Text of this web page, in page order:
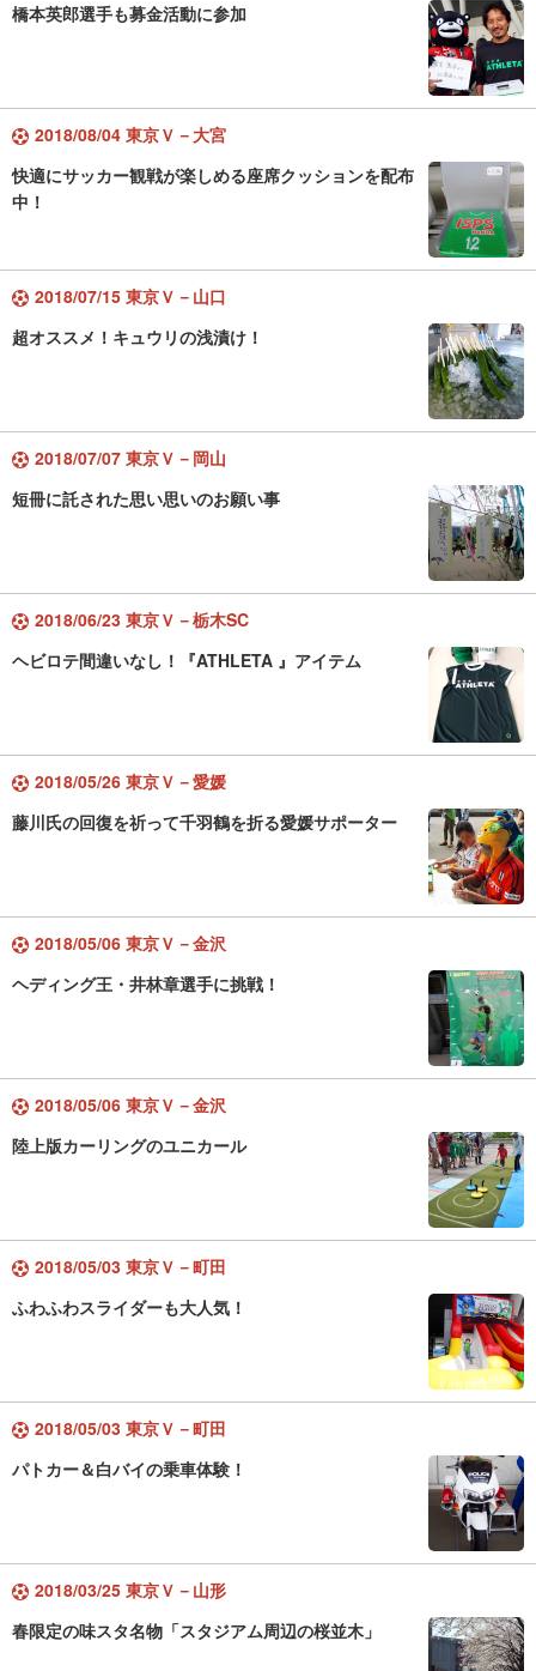
橋本英郎選手も募金活動に参加
2018/08/04 東京Ｖ－大宮
快適にサッカー観戦が楽しめる座席クッションを配布
中！
2018/07/15 東京Ｖ－山口
超オススメ！キュウリの浅漬け！
2018/07/07 東京Ｖ－岡山
短冊に託された思い思いのお願い事
2018/06/23 東京Ｖ－栃木SC
ヘビロテ間違いなし！『ATHLETA 』アイテム
2018/05/26 東京Ｖ－愛媛
藤川氏の回復を祈って千羽鶴を折る愛媛サポーター
2018/05/06 東京Ｖ－金沢
ヘディング王・井林章選手に挑戦！
2018/05/06 東京Ｖ－金沢
陸上版カーリングのユニカール
2018/05/03 東京Ｖ－町田
ふわふわスライダーも大人気！
2018/05/03 東京Ｖ－町田
パトカー＆白バイの乗車体験！
2018/03/25 東京Ｖ－山形
春限定の味スタ名物「スタジアム周辺の桜並木」